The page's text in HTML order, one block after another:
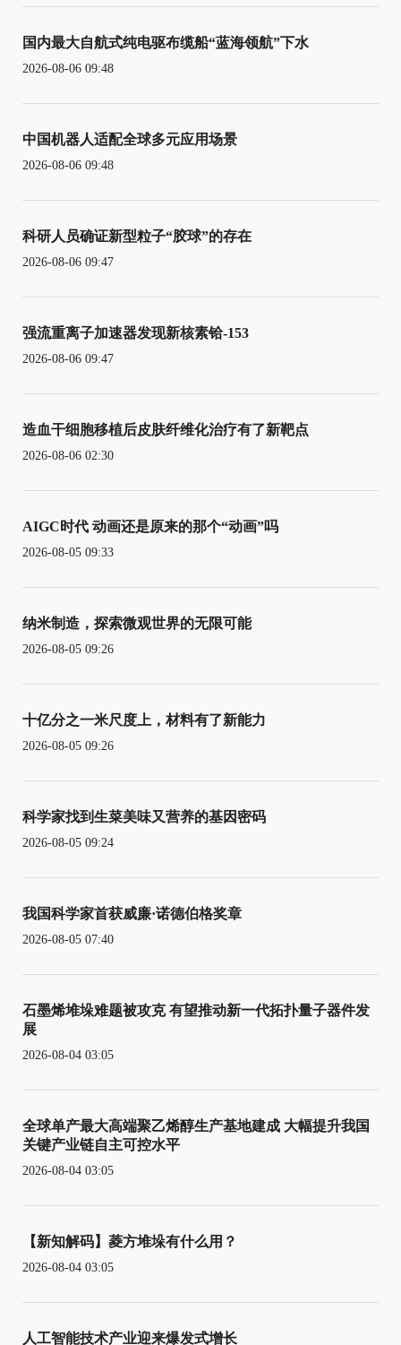
国内最大自航式纯电驱布缆船“蓝海领航”下水
2026-08-06 09:48
中国机器人适配全球多元应用场景
2026-08-06 09:48
科研人员确证新型粒子“胶球”的存在
2026-08-06 09:47
强流重离子加速器发现新核素铪-153
2026-08-06 09:47
造血干细胞移植后皮肤纤维化治疗有了新靶点
2026-08-06 02:30
AIGC时代 动画还是原来的那个“动画”吗
2026-08-05 09:33
纳米制造，探索微观世界的无限可能
2026-08-05 09:26
十亿分之一米尺度上，材料有了新能力
2026-08-05 09:26
科学家找到生菜美味又营养的基因密码
2026-08-05 09:24
我国科学家首获威廉·诺德伯格奖章
2026-08-05 07:40
石墨烯堆垛难题被攻克 有望推动新一代拓扑量子器件发
展
2026-08-04 03:05
全球单产最大高端聚乙烯醇生产基地建成 大幅提升我国
关键产业链自主可控水平
2026-08-04 03:05
【新知解码】菱方堆垛有什么用？
2026-08-04 03:05
人工智能技术产业迎来爆发式增长